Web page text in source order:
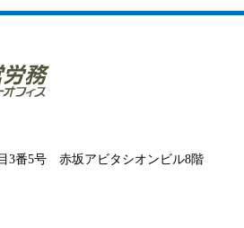
3番5号 赤坂アビタシオンビル8階